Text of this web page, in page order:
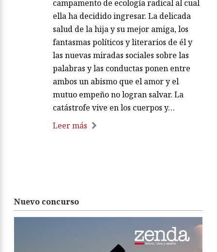
campamento de ecología radical al cual
ella ha decidido ingresar. La delicada
salud de la hija y su mejor amiga, los
fantasmas políticos y literarios de él y
las nuevas miradas sociales sobre las
palabras y las conductas ponen entre
ambos un abismo que el amor y el
mutuo empeño no logran salvar. La
catástrofe vive en los cuerpos y…
Leer más
Nuevo concurso